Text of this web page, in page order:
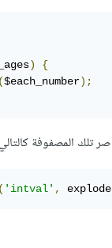
)
{
($each_number);
( 'intval' , explode